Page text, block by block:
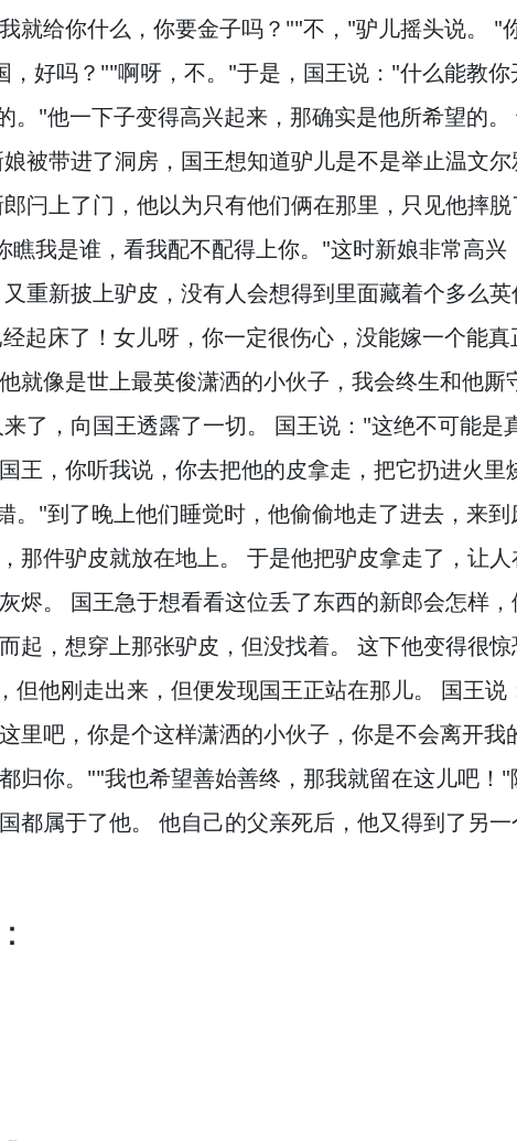
就给你什么， 你要金子吗？ ""不， "驴儿摇头说。
"
好吗？ ""啊呀， 不。 "于是， 国王说："什么能教你
"他一下子变得高兴起来， 那确实是他所希望的。
被带进了洞房， 国王想知道驴儿是不是举止温文尔
闩上了门， 他以为只有他们俩在那里， 只见他摔脱
瞧我是谁， 看我配不配得上你。 "这时新娘非常高兴
又重新披上驴皮， 没有人会想得到里面藏着个多么英
起床了！ 女儿呀， 你一定很伤心， 没能嫁一个能真
他就像是世上最英俊潇洒的小伙子， 我会终生和他厮
了， 向国王透露了一切。 国王说："这绝不可能是
国王， 你听我说， 你去把他的皮拿走， 把它扔进火里
"到了晚上他们睡觉时， 他偷偷地走了进去， 来到
那件驴皮就放在地上。 于是他把驴皮拿走了， 让人
烬。 国王急于想看看这位丢了东西的新郎会怎样，
起， 想穿上那张驴皮， 但没找着。 这下他变得很惊
但他刚走出来， 但便发现国王正站在那儿。 国王说
里吧， 你是个这样潇洒的小伙子， 你是不会离开我
归你。 ""我也希望善始善终， 那我就留在这儿吧！ "
都属于了他。 他自己的父亲死后， 他又得到了另一